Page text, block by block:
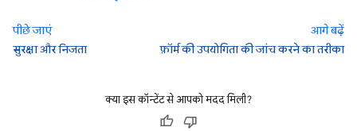
पीछे जाएं
सुरक्षा और निजता
आगे बढ़ें
फ़ॉर्म की उपयोगिता की जांच करने का तरीका
क्या इस कॉन्टेंट से आपको मदद मिली?